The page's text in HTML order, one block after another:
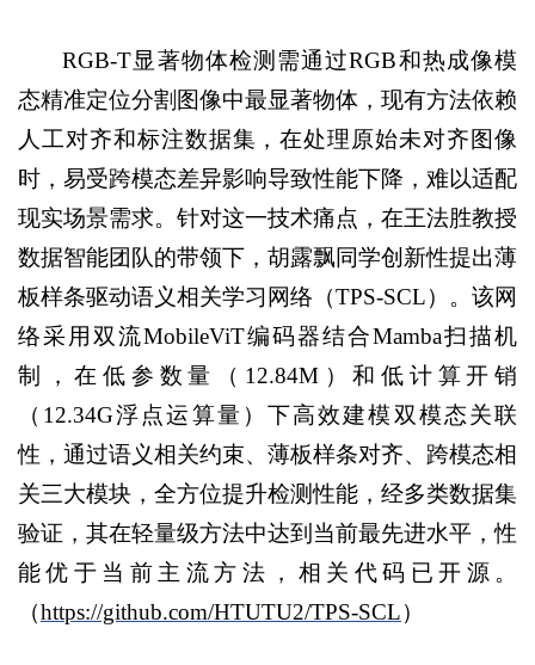
RGB-T显著物体检测需通过RGB和热成像模
态精准定位分割图像中最显著物体，现有方法依赖
人工对齐和标注数据集，在处理原始未对齐图像
时，易受跨模态差异影响导致性能下降，难以适配
现实场景需求。针对这一技术痛点，在王法胜教授
数据智能团队的带领下，胡露飘同学创新性提出薄
板样条驱动语义相关学习网络（TPS-SCL）。该网
络采用双流MobileViT编码器结合Mamba扫描机
制，在低参数量（12.84M）和低计算开销
（12.34G浮点运算量）下高效建模双模态关联
性，通过语义相关约束、薄板样条对齐、跨模态相
关三大模块，全方位提升检测性能，经多类数据集
验证，其在轻量级方法中达到当前最先进水平，性
能优于当前主流方法，相关代码已开源。
（https://github.com/HTUTU2/TPS-SCL）